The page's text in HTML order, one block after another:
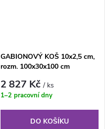
GABIONOVÝ KOŠ 10x2,5 cm,
rozm. 100x30x100 cm
2 827 Kč/ ks
1–2 pracovní dny
DO KOŠÍKU